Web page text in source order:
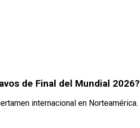
de Final del Mundial 2026?
internacional en Norteamérica.